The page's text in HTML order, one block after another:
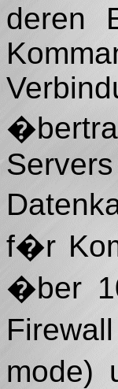
deren
f�r
�ber
mode)